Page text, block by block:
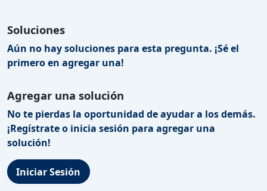
Soluciones
Aún no hay soluciones para esta pregunta. ¡Sé el
primero en agregar una!
Agregar una solución
No te pierdas la oportunidad de ayudar a los demás.
¡Regístrate o inicia sesión para agregar una
solución!
Iniciar Sesión